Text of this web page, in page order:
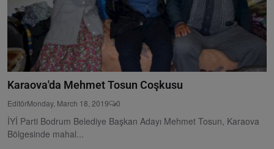
Karaova'da Mehmet Tosun Coşkusu
EditörMonday, March 18, 2019 0
İYİ Parti Bodrum Belediye Başkan Adayı Mehmet Tosun, Karaova
Bölgesinde mahal...